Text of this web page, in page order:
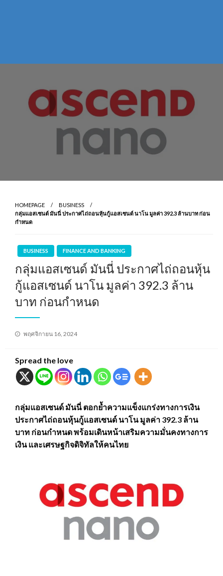
HOMEPAGE
BUSINESS
กลุ่มแอสเซนด์ มันนี่ ประกาศไถ่ถอนหุ้นกู้แอสเซนด์ นาโน มูลค่า 392.3 ล้านบาท ก่อน
กำหนด
BUSINESS FINANCE AND BANKING
กลุ่มแอสเซนด์ มันนี่ ประกาศไถ่ถอนหุ้น
กู้แอสเซนด์ นาโน มูลค่า 392.3 ล้าน
บาท ก่อนกำหนด
Posted
พฤศจิกายน 16, 2024
Spread the love
กลุ่มแอสเซนด์ มันนี่ ตอกย้ำความแข็งแกร่งทางการเงิน
ประกาศไถ่ถอนหุ้นกู้แอสเซนด์ นาโน มูลค่า 392.3 ล้าน
บาท ก่อนกำหนด พร้อมเดินหน้าเสริมความมั่นคงทางการ
เงิน และเศรษฐกิจดิจิทัลให้คนไทย